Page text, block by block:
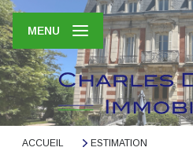
MENU
ACCUEIL ESTIMATION